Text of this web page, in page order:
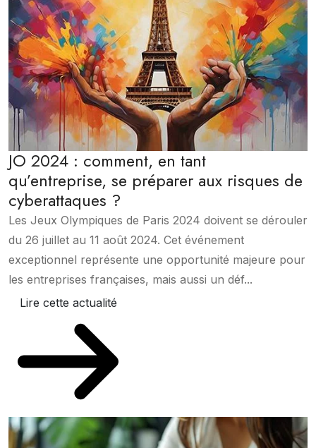
JO 2024 : comment, en tant
qu’entreprise, se préparer aux risques de
cyberattaques ?
Les Jeux Olympiques de Paris 2024 doivent se dérouler
du 26 juillet au 11 août 2024. Cet événement
exceptionnel représente une opportunité majeure pour
les entreprises françaises, mais aussi un déf...
Lire cette actualité